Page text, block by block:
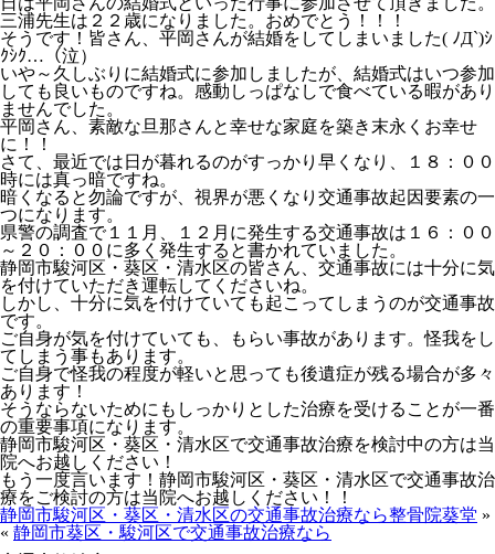
三浦先生は２２歳になりました。おめでとう！！！
そうです！皆さん、平岡さんが結婚をしてしまいました( ﾉД`)ｼ
ｸｼｸ…（泣）
いや～久しぶりに結婚式に参加しましたが、結婚式はいつ参加
しても良いものですね。感動しっぱなしで食べている暇があり
ませんでした。
平岡さん、素敵な旦那さんと幸せな家庭を築き末永くお幸せ
に！！
さて、最近では日が暮れるのがすっかり早くなり、１８：００
時には真っ暗ですね。
暗くなると勿論ですが、視界が悪くなり交通事故起因要素の一
つになります。
県警の調査で１１月、１２月に発生する交通事故は１６：００
～２０：００に多く発生すると書かれていました。
静岡市駿河区・葵区・清水区の皆さん、交通事故には十分に気
を付けていただき運転してくださいね。
しかし、十分に気を付けていても起こってしまうのが交通事故
です。
ご自身が気を付けていても、もらい事故があります。怪我をし
てしまう事もあります。
ご自身で怪我の程度が軽いと思っても後遺症が残る場合が多々
あります！
そうならないためにもしっかりとした治療を受けることが一番
の重要事項になります。
静岡市駿河区・葵区・清水区で交通事故治療を検討中の方は当
院へお越しください！
もう一度言います！静岡市駿河区・葵区・清水区で交通事故治
療をご検討の方は当院へお越しください！！
静岡市駿河区・葵区・清水区の交通事故治療なら整骨院葵堂 »
« 静岡市葵区・駿河区で交通事故治療なら